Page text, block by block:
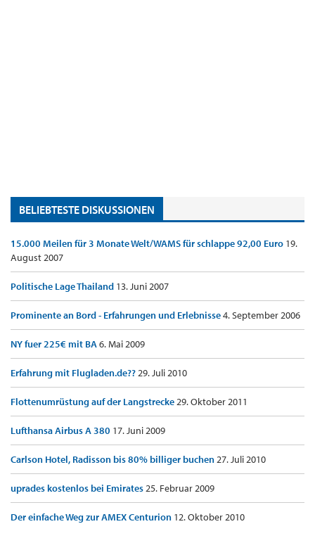
BELIEBTESTE DISKUSSIONEN
15.000 Meilen für 3 Monate Welt/WAMS für schlappe 92,00 Euro 19.
August 2007
Politische Lage Thailand 13. Juni 2007
Prominente an Bord - Erfahrungen und Erlebnisse4. September 2006
NY fuer 225€ mit BA6. Mai 2009
Erfahrung mit Flugladen.de??29. Juli 2010
Flottenumrüstung auf der Langstrecke29. Oktober 2011
Lufthansa Airbus A 380 17. Juni 2009
Carlson Hotel, Radisson bis 80% billiger buchen27. Juli 2010
uprades kostenlos bei Emirates25. Februar 2009
Der einfache Weg zur AMEX Centurion 12. Oktober 2010